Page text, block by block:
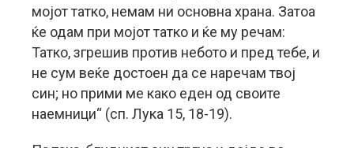
мојот татко, немам ни основна храна. Затоа
ќе одам при мојот татко и ќе му речам:
Татко, згрешив против небото и пред тебе, и
не сум веќе достоен да се наречам твој
син; но прими ме како еден од своите
наемници“ (сп. Лука 15, 18-19).